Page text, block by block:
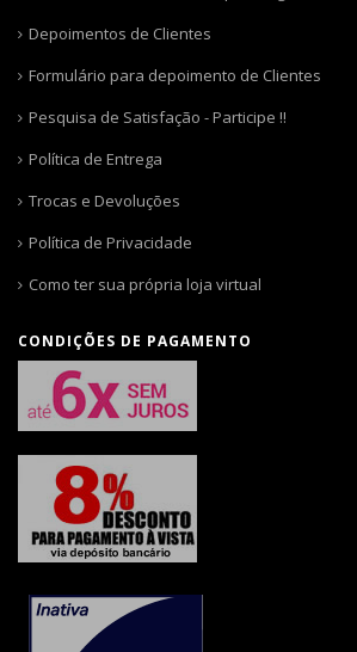
Depoimentos de Clientes
Formulário para depoimento de Clientes
Pesquisa de Satisfação - Participe !!
Política de Entrega
Trocas e Devoluções
Política de Privacidade
Como ter sua própria loja virtual
CONDIÇÕES DE PAGAMENTO